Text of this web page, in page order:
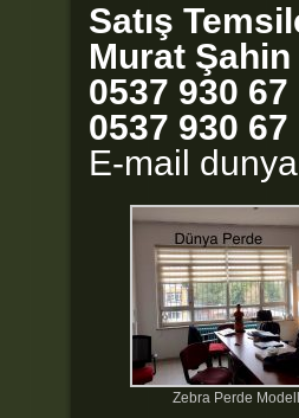
Satış
Murat Şahin
0537 930 67
0537 930 67
E-mail
Zebra Perde